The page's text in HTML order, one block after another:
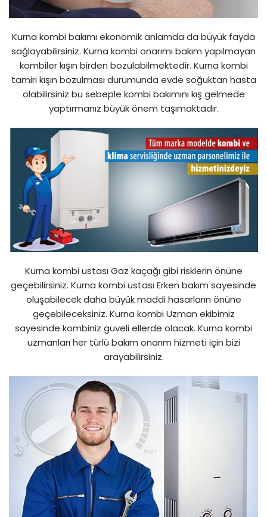
Kurna kombi bakımı ekonomik anlamda da büyük fayda
sağlayabilirsiniz. Kurna kombi onarımı bakım yapılmayan
kombiler kışın birden bozulabilmektedir. Kurna kombi
tamiri kışın bozulması durumunda evde soğuktan hasta
olabilirsiniz bu sebeple kombi bakımını kış gelmede
yaptırmanız büyük önem taşımaktadır.
Kurna kombi ustası Gaz kaçağı gibi risklerin önüne
geçebilirsiniz. Kurna kombi ustası Erken bakım sayesinde
oluşabilecek daha büyük maddi hasarların önüne
geçebileceksiniz. Kurna kombi Uzman ekibimiz
sayesinde kombiniz güveli ellerde olacak. Kurna kombi
uzmanları her türlü bakım onarım hizmeti için bizi
arayabilirsiniz.